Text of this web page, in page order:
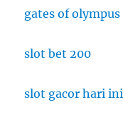
gates of olympus
slot bet 200
slot gacor hari ini